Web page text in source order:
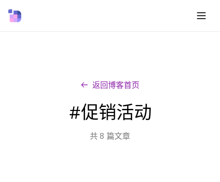
返回博客首页
#促销活动
共 8 篇文章